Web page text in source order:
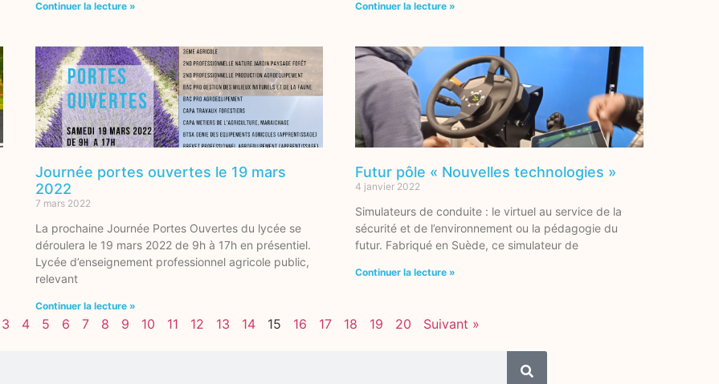
Continuer la lecture » Continuer la lecture »
Journée portes ouvertes le 19 mars
2022
7 mars 2022
La prochaine Journée Portes Ouvertes du lycée se
déroulera le 19 mars 2022 de 9h à 17h en présentiel.
Lycée d’enseignement professionnel agricole public,
relevant
Continuer la lecture »
Futur pôle « Nouvelles technologies »
4 janvier 2022
Simulateurs de conduite : le virtuel au service de la
sécurité et de l’environnement ou la pédagogie du
futur. Fabriqué en Suède, ce simulateur de
Continuer la lecture »
3 4 5 6 7 8 9 10 11 12 13 14 15 16 17 18 19 20 Suivant »